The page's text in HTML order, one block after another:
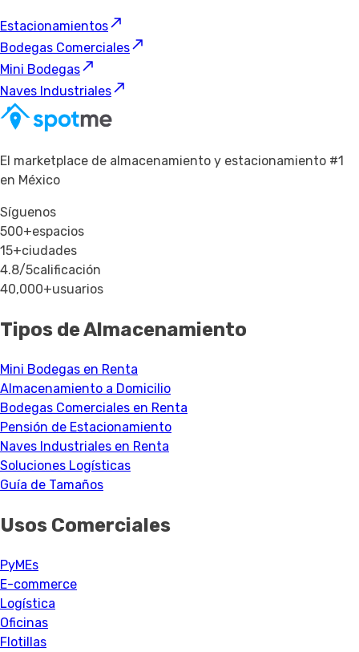
Estacionamientos
Bodegas Comerciales
Mini Bodegas
Naves Industriales
El marketplace de almacenamiento y estacionamiento #1
en México
Síguenos
500+espacios
15+ciudades
4.8/5calificación
40,000+usuarios
Tipos de Almacenamiento
Mini Bodegas en Renta
Almacenamiento a Domicilio
Bodegas Comerciales en Renta
Pensión de Estacionamiento
Naves Industriales en Renta
Soluciones Logísticas
Guía de Tamaños
Usos Comerciales
PyMEs
E-commerce
Logística
Oficinas
Flotillas